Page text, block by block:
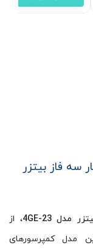
۲۰ اسب بخار سه فاز بیتزر
، از
مدل کمپرسورهای